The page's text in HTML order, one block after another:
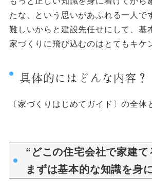
たな、という思いがあふれる一人で
難しいからと建設先任せにして、基
家づくりに飛び込むのはとてもキケ
具体的にはどんな内容？
〔家づくりはじめてガイド〕の全体
“どこの住宅会社で家建て
まずは基本的な知識を身